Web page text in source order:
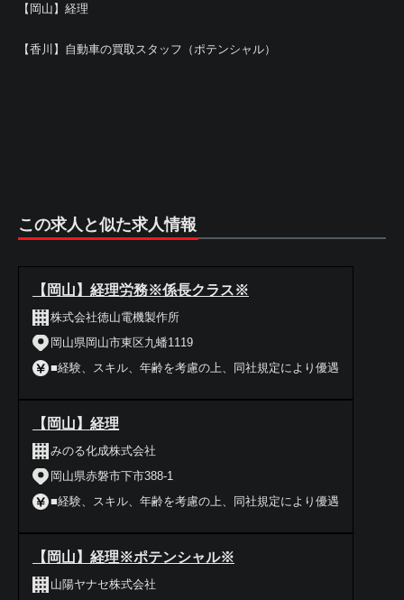
【岡山】経理
【香川】自動車の買取スタッフ（ポテンシャル）
この求人と似た求人情報
【岡山】経理労務※係長クラス※
株式会社徳山電機製作所
岡山県岡山市東区九蟠1119
■経験、スキル、年齢を考慮の上、同社規定により優遇
【岡山】経理
みのる化成株式会社
岡山県赤磐市下市388-1
■経験、スキル、年齢を考慮の上、同社規定により優遇
【岡山】経理※ポテンシャル※
山陽ヤナセ株式会社